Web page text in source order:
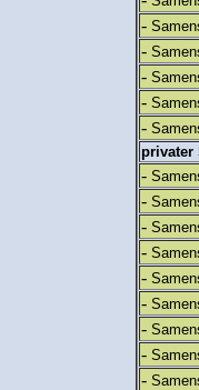
-
-
-
-
-
privater
-
-
-
-
-
-
-
-
-